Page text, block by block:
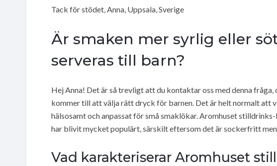
Tack för stödet, Anna, Uppsala, Sverige
Är smaken mer syrlig eller
serveras till barn?
Hej Anna! Det är så trevligt att du kontaktar oss med denna
kommer till att välja rätt dryck för barnen. Det är helt normalt att
hälsosamt och anpassat för små smaklökar. Aromhuset
har blivit mycket populärt, särskilt eftersom det är sockerfritt
Vad karakteriserar Aromhuset